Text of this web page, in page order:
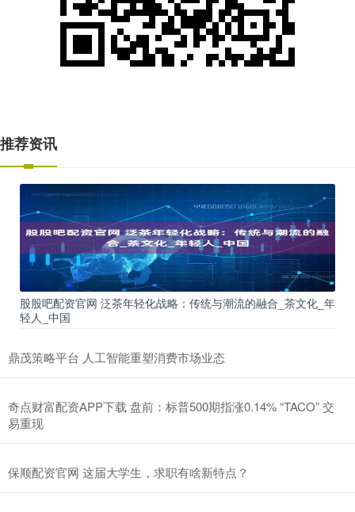
推荐资讯
股股吧配资官网 泛茶年轻化战略：传统与潮流的融合_茶文化_年
轻人_中国
鼎茂策略平台 人工智能重塑消费市场业态
奇点财富配资APP下载 盘前：标普500期指涨0.14% “TACO” 交
易重现
保顺配资官网 这届大学生，求职有啥新特点？